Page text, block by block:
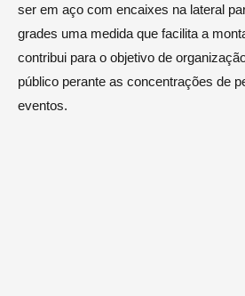
ser em aço com encaixes na lateral
grades uma medida que facilita a
contribui para o objetivo de
público perante as concentrações de
eventos.